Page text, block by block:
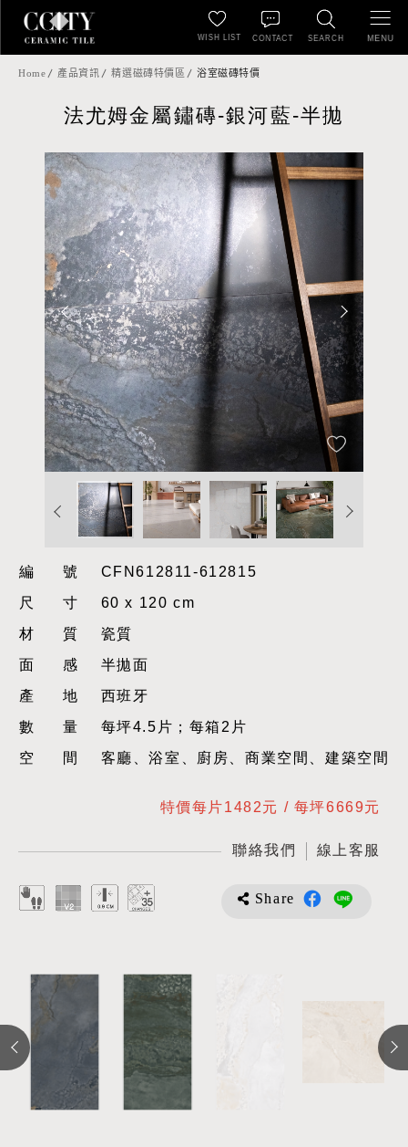
SEARCH
WISH LIST CONTACT MENU
Home 產品資訊 精選磁磚特價區 浴室磁磚特價
法尤姆金屬鏽磚-銀河藍-半拋
編號CFN612811-612815
尺寸60 x 120 cm
材質瓷質
面感半拋面
產地西班牙
數量每坪4.5片；每箱2片
空間客廳、浴室、廚房、商業空間、建築空間
特價每片1482元 / 每坪6669元
聯絡我們 線上客服
Share